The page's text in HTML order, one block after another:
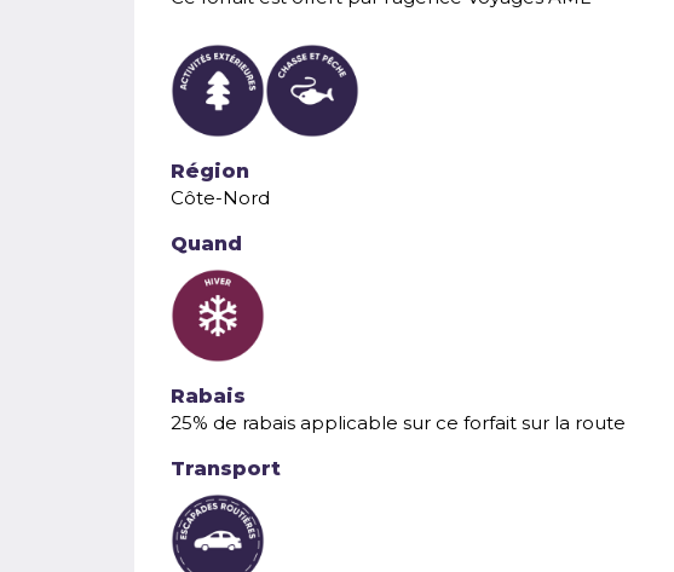
Région
Côte-Nord
Quand
Rabais
25% de rabais applicable sur ce forfait sur la route
Transport